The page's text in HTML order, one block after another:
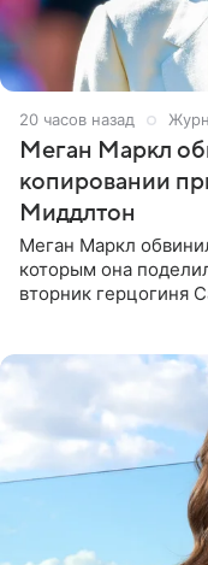
20 часов назад
Меган Маркл
копировании
Миддлтон
Меган Маркл
которым она
вторник герцогиня